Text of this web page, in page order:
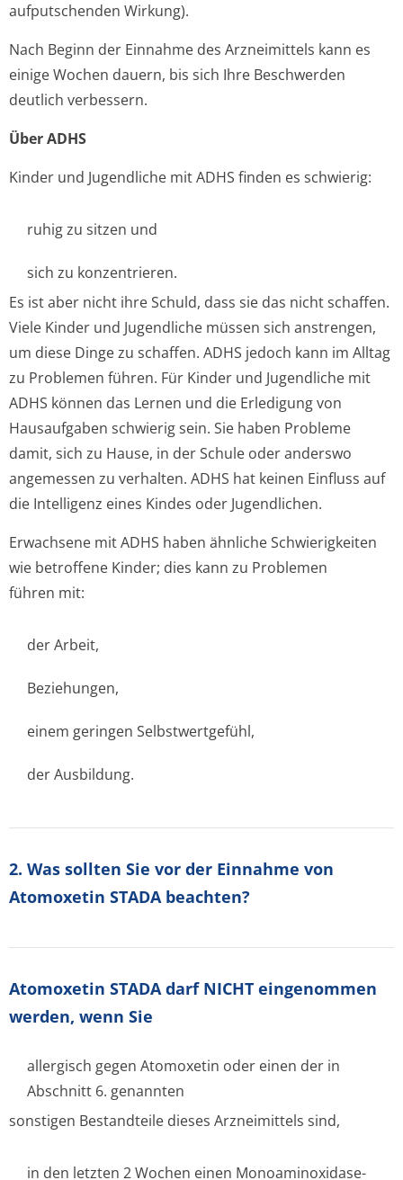
aufputschenden Wirkung).
Nach Beginn der Einnahme des Arzneimittels kann es
einige Wochen dauern, bis sich Ihre Beschwerden
deutlich verbessern.
Über ADHS
Kinder und Jugendliche mit ADHS finden es schwierig:
ruhig zu sitzen und
sich zu konzentrieren.
Es ist aber nicht ihre Schuld, dass sie das nicht schaffen.
Viele Kinder und Jugendliche müssen sich anstrengen,
um diese Dinge zu schaffen. ADHS jedoch kann im Alltag
zu Problemen führen. Für Kinder und Jugendliche mit
ADHS können das Lernen und die Erledigung von
Hausaufgaben schwierig sein. Sie haben Probleme
damit, sich zu Hause, in der Schule oder anderswo
angemessen zu verhalten. ADHS hat keinen Einfluss auf
die Intelligenz eines Kindes oder Jugendlichen.
Erwachsene mit ADHS haben ähnliche Schwierigkeiten
wie betroffene Kinder; dies kann zu Problemen
führen mit:
der Arbeit,
Beziehungen,
einem geringen Selbstwertgefühl,
der Ausbildung.
2. Was sollten Sie vor der Einnahme von
Atomoxetin STADA beachten?
Atomoxetin STADA darf NICHT eingenommen
werden, wenn Sie
allergisch gegen Atomoxetin oder einen der in
Abschnitt 6. genannten
sonstigen Bestandteile dieses Arzneimittels sind,
in den letzten 2 Wochen einen Monoaminoxidase-